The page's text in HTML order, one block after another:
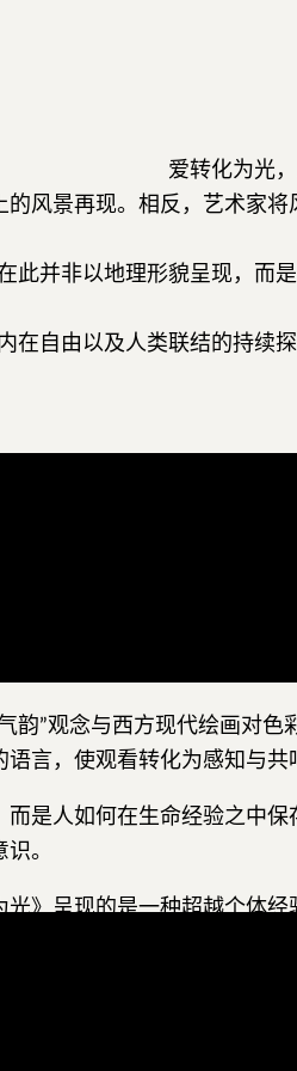
爱转化为光
风景再现。相反，艺术家
此并非以地理形貌呈现，而
在自由以及人类联结的持续
光芒。光并非来自外部世
韵”观念与西方现代绘画对
言，使观看转化为感知与共
是人如何在生命经验之中
。
》呈现的是一种超越个体